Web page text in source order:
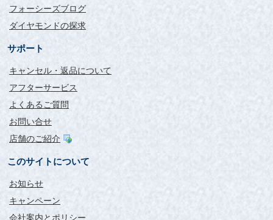
フォーシーズブログ
ダイヤモンドの探求
サポート
キャンセル・返品について
アフターサービス
よくあるご質問
お問い合せ
店舗のご紹介
このサイトについて
お知らせ
キャンペーン
会社案内とポリシー